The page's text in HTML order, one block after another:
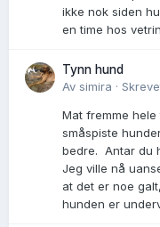
ikke nok siden
en time hos
Tynn hund
Av simira ·
Mat fremme
småspiste
bedre. Antar du
Jeg ville nå
at det er noe
hunden er